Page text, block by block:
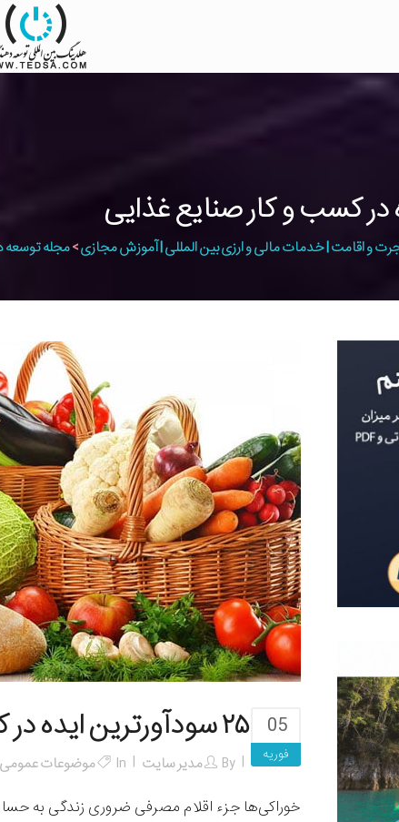
و اقامت | خدمات مالی و ارزی بین المللی | آموزش مجازی>مجله توسعه
05
فوریه
۲۵ سودآورترین ایده در کسب و کار صنایع غذایی
By مدیر سایت In موضوعات عمومی
خوراکی‌ها جزء اقلام مصرفی ضروری زندگی به